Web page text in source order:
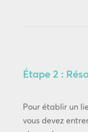
Étape 2 :
Pour établir un
vous devez